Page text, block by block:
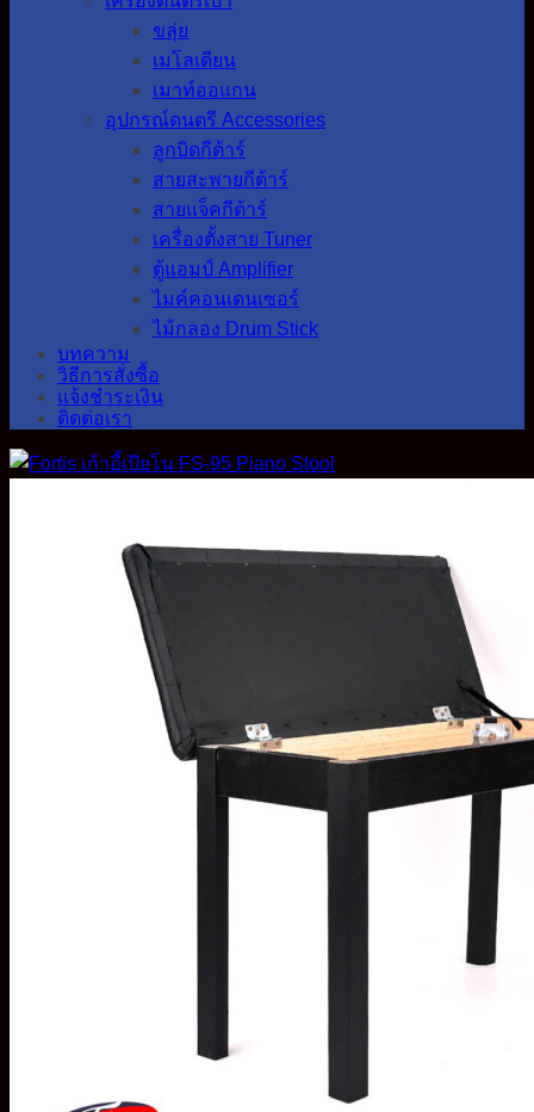
ขลุ่ย
เมโลเดียน
เมาท์ออแกน
อุปกรณ์ดนตรี Accessories
ลูกบิดกีต้าร์
สายสะพายกีต้าร์
สายแจ็คกีต้าร์
เครื่องตั้งสาย Tuner
ตู้แอมป์ Amplifier
ไมค์คอนเดนเซอร์
ไม้กลอง Drum Stick
บทความ
วิธีการสั่งซื้อ
แจ้งชำระเงิน
ติดต่อเรา